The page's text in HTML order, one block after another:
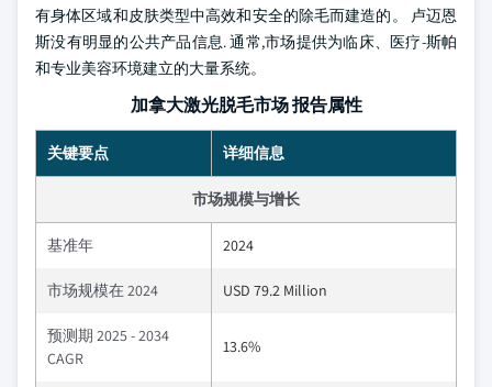
有身体区域和皮肤类型中高效和安全的除毛而建造的。 卢迈恩
斯没有明显的公共产品信息. 通常,市场提供为临床、医疗-斯帕
和专业美容环境建立的大量系统。
加拿大激光脱毛市场 报告属性
关键要点 详细信息
市场规模与增长
基准年 2024
市场规模在 2024 USD 79.2 Million
预测期 2025 - 2034
CAGR
13.6%